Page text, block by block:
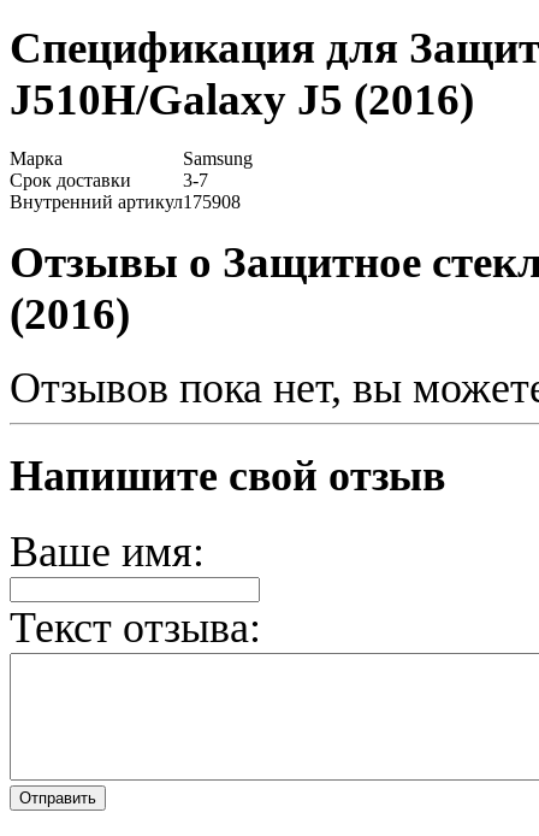
Спецификация для
J510H/Galaxy J5 (2016)
Марка
Samsung
Срок доставки
3-7
Внутренний артикул175908
Отзывы о Защитное
(2016)
Отзывов пока нет, вы
Напишите свой отзыв
Ваше имя:
Текст отзыва: